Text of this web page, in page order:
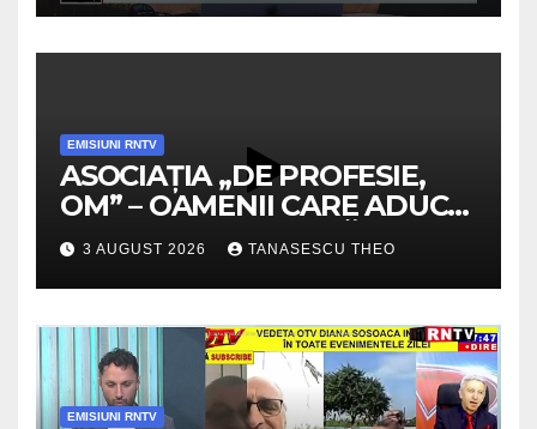
EMISIUNI RNTV
ASOCIAȚIA „DE PROFESIE,
OM” – OAMENII CARE ADUC
VALOARE COMUNITĂȚII /
SECRETELE SUCCESULUI
/VIDEO
3 AUGUST 2026 TANASESCU THEO
EMISIUNI RNTV